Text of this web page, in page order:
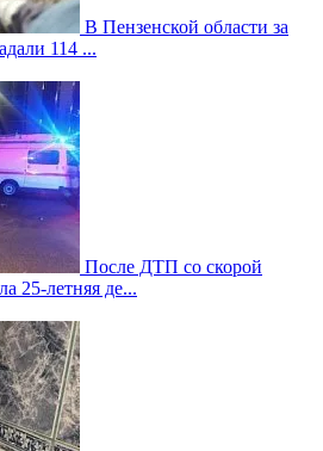
В Пензенской области за
114 ...
После ДТП со скорой
25-летняя де...